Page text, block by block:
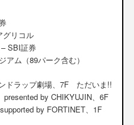
リコル
SBI証券
ム（89パーク含む）
ドラップ劇場、7F ただいま!!
by CHIKYUJIN、6F
by FORTINET、1F